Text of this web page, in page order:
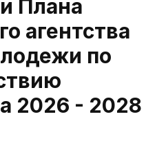
Плана
агентства
по
2026 - 2028